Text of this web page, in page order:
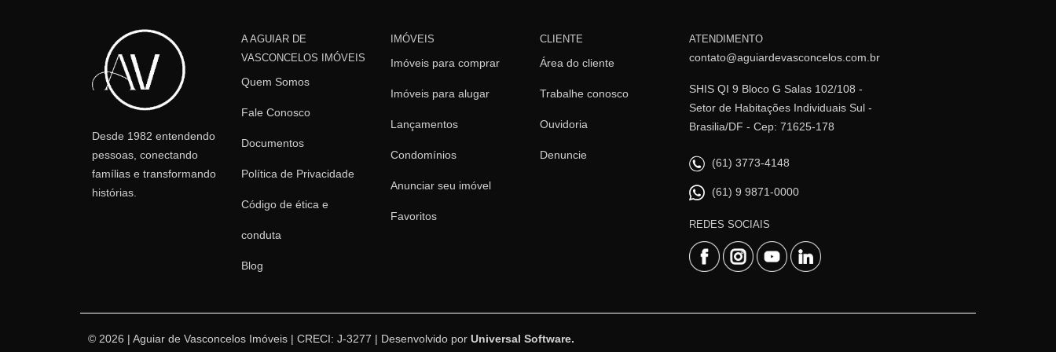
Desde 1982 entendendo
pessoas, conectando
famílias e transformando
histórias.
A AGUIAR DE
VASCONCELOS IMÓVEIS
Quem Somos
Fale Conosco
Documentos
Política de Privacidade
Código de ética e
conduta
Blog
IMÓVEIS
Imóveis para comprar
Imóveis para alugar
Lançamentos
Condomínios
Anunciar seu imóvel
Favoritos
CLIENTE
Área do cliente
Trabalhe conosco
Ouvidoria
Denuncie
ATENDIMENTO
contato@aguiardevasconcelos.com.br
SHIS QI 9 Bloco G Salas 102/108 -
Setor de Habitações Individuais Sul -
Brasilia/DF - Cep: 71625-178
(61) 3773-4148
(61) 9 9871-0000
REDES SOCIAIS
© 2026 | Aguiar de Vasconcelos Imóveis | CRECI: J-3277 | Desenvolvido por Universal Software.